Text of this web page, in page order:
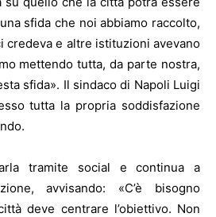
una sfida che noi abbiamo raccolto,
credeva e altre istituzioni avevano
mettendo tutta, da parte nostra,
sfida». Il sindaco di Napoli Luigi
tutta la propria soddisfazione
tramite social e continua a
avvisando: «C’è bisogno
deve centrare l’obiettivo. Non